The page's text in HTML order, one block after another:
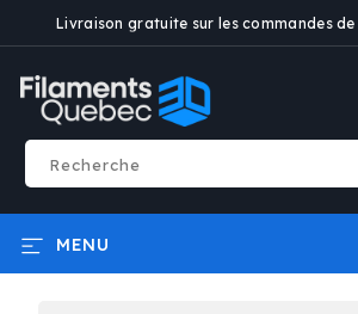
ET PASSER
CONTENU
Recherche
MENU